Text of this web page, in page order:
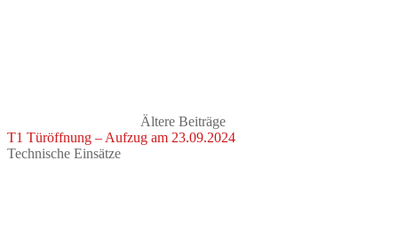
Ältere Beiträge
T1 Türöffnung – Aufzug am 23.09.2024
Technische Einsätze